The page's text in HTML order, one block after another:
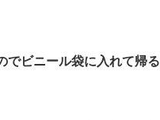
でビニール袋に入れて帰る